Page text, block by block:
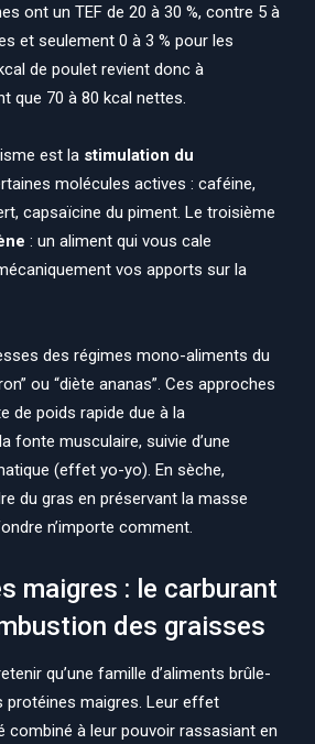
ont un TEF de 20 à 30 %, contre 5 à
et seulement 0 à 3 % pour les
de poulet revient donc à
que 70 à 80 kcal nettes.
est la stimulation du
molécules actives : caféine,
capsaïcine du piment. Le troisième
: un aliment qui vous cale
vos apports sur la
des régimes mono-aliments du
ou “diète ananas”. Ces approches
de poids rapide due à la
fonte musculaire, suivie d’une
(effet yo-yo). En sèche,
du gras en préservant la masse
n’importe comment.
maigres : le carburant
des graisses
qu’une famille d’aliments brûle-
protéines maigres. Leur effet
combiné à leur pouvoir rassasiant en